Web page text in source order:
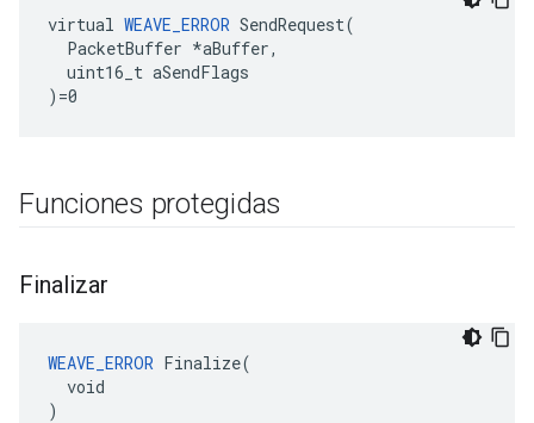
virtual WEAVE_ERROR SendRequest(
  PacketBuffer *aBuffer,
  uint16_t aSendFlags
)=0
Funciones protegidas
Finalizar
WEAVE_ERROR Finalize(
  void
)